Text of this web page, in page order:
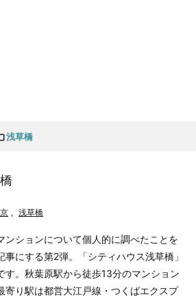
浅草橋
, 浅草橋
ンションについて個人的に調べたことを
事にする第2弾。「シティハウス浅草橋」
す。 秋葉原駅から徒歩13分のマンション
寄り駅は都営大江戸線・つくばエクスプ